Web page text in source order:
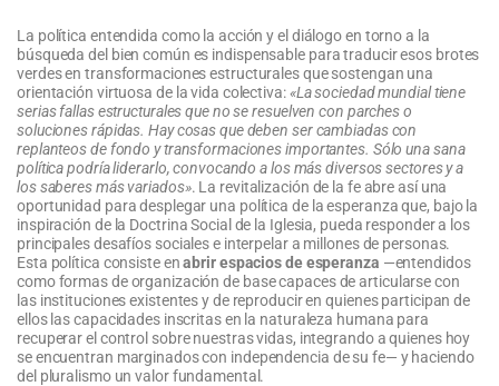
La política entendida como la acción y el diálogo en torno a la
búsqueda del bien común es indispensable para traducir esos brotes
verdes en transformaciones estructurales que sostengan una
orientación virtuosa de la vida colectiva:«La sociedad mundial tiene
serias fallas estructurales que no se resuelven con parches o
soluciones rápidas. Hay cosas que deben ser cambiadas con
replanteos de fondo y transformaciones importantes. Sólo una sana
política podría liderarlo, convocando a los más diversos sectores y a
los saberes más variados». La revitalización de la fe abre así una
oportunidad para desplegar una política de la esperanza que, bajo la
inspiración de la Doctrina Social de la Iglesia, pueda responder a los
principales desafíos sociales e interpelar a millones de personas.
Esta política consiste enabrir espacios de esperanza —entendidos
como formas de organización de base capaces de articularse con
las instituciones existentes y de reproducir en quienes participan de
ellos las capacidades inscritas en la naturaleza humana para
recuperar el control sobre nuestras vidas, integrando a quienes hoy
se encuentran marginados con independencia de su fe— y haciendo
del pluralismo un valor fundamental.